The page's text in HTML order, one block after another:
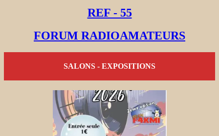
REF - 55
FORUM RADIOAMATEURS
SALONS - EXPOSITIONS